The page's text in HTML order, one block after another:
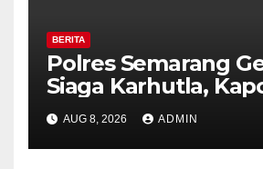
BERITA
Polres Semarang
Siaga Karhutla,
Tekankan Sinergi
Kesiapsiagaan
Kemarau.
AUG 8, 2026 ADMIN